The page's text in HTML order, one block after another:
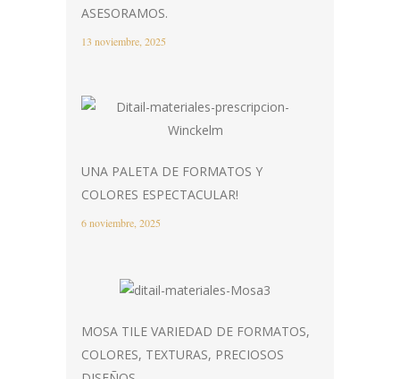
ASESORAMOS.
13 noviembre, 2025
UNA PALETA DE FORMATOS Y
COLORES ESPECTACULAR!
6 noviembre, 2025
MOSA TILE VARIEDAD DE FORMATOS,
COLORES, TEXTURAS, PRECIOSOS